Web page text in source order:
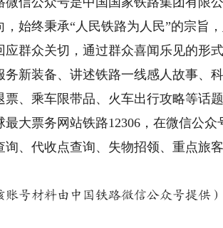
，始终秉承“人民铁路为人民”的宗旨
应群众关切，通过群众喜闻乐见的形
务新装备、讲述铁路一线感人故事、
票、乘车限带品、火车出行攻略等话
最大票务网站铁路12306，在微信公
询、代收点查询、失物招领、重点旅
材料由中国铁路微信公众号提供）